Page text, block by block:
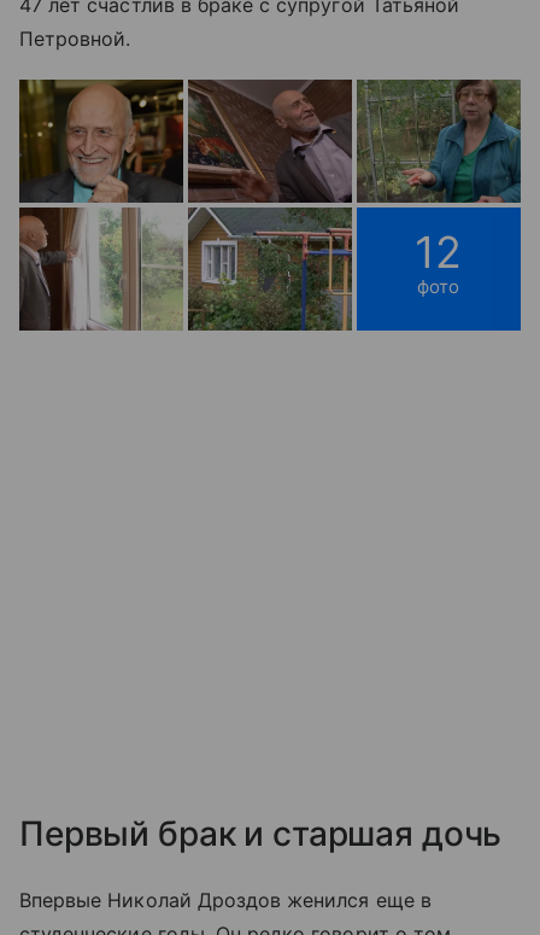
Петровной.
12
фото
Первый брак и старшая дочь
Впервые Николай Дроздов женился еще в